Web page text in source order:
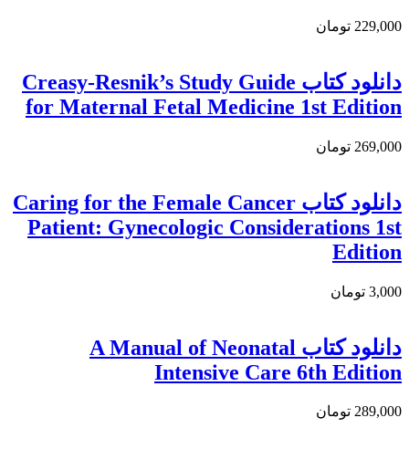
229,000 تومان
دانلود کتاب Creasy-Resnik’s Study Guide
for Maternal Fetal Medicine 1st Edition
269,000 تومان
دانلود کتاب Caring for the Female Cancer
Patient: Gynecologic Considerations 1st
Edition
3,000 تومان
دانلود کتاب A Manual of Neonatal
Intensive Care 6th Edition
289,000 تومان